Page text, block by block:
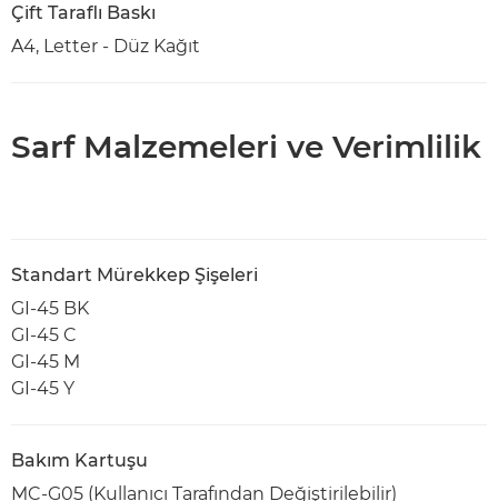
Çift Taraflı Baskı
A4, Letter - Düz Kağıt
Sarf Malzemeleri ve Verimlilik
Standart Mürekkep Şişeleri
GI-45 BK
GI-45 C
GI-45 M
GI-45 Y
Bakım Kartuşu
MC-G05 (Kullanıcı Tarafından Değiştirilebilir)